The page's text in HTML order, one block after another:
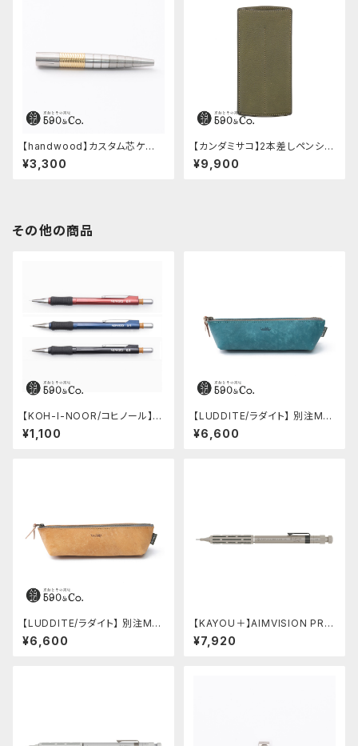
【handwood】カスタム芯ケー
ス・中間パーツ有り/Enjoy free
ly (ステンレス)
¥3,300
【カンダミサコ】2本差しペンシー
ス・ミネルバボックス (オリーバ)
¥9,900
その他の商品
【KOH-I-NOOR/コヒノール】M
ephisto profi 5035シャープ
ペンシル(0.5mm)
¥1,100
【LUDDITE/ラダイト】 別注MAY
Aレザーボートペンケース (ター
キーブルー)
¥6,600
【LUDDITE/ラダイト】 別注MAY
Aレザーボートペンケース (コニ
ャック)
¥6,600
【KAYOU＋】AIMVISION PR
O/エイムビジョンプロ (チタニウ
ムゴールド)
¥7,920